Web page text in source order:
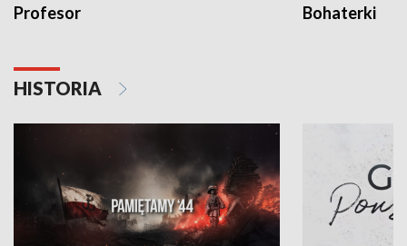
Profesor Bohaterki
HISTORIA